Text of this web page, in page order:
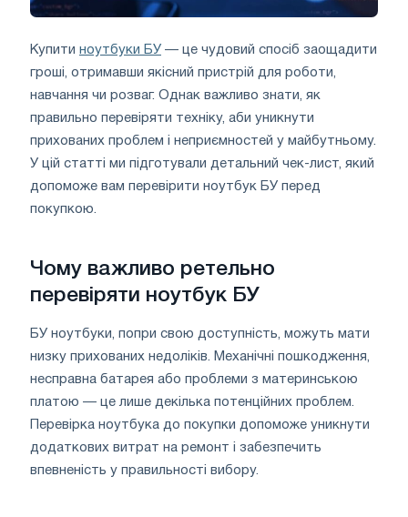
Купити ноутбуки БУ — це чудовий спосіб заощадити
гроші, отримавши якісний пристрій для роботи,
навчання чи розваг. Однак важливо знати, як
правильно перевіряти техніку, аби уникнути
прихованих проблем і неприємностей у майбутньому.
У цій статті ми підготували детальний чек-лист, який
допоможе вам перевірити ноутбук БУ перед
покупкою.
Чому важливо ретельно
перевіряти ноутбук БУ
БУ ноутбуки, попри свою доступність, можуть мати
низку прихованих недоліків. Механічні пошкодження,
несправна батарея або проблеми з материнською
платою — це лише декілька потенційних проблем.
Перевірка ноутбука до покупки допоможе уникнути
додаткових витрат на ремонт і забезпечить
впевненість у правильності вибору.